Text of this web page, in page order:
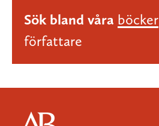
Sök bland våra böcker
författare